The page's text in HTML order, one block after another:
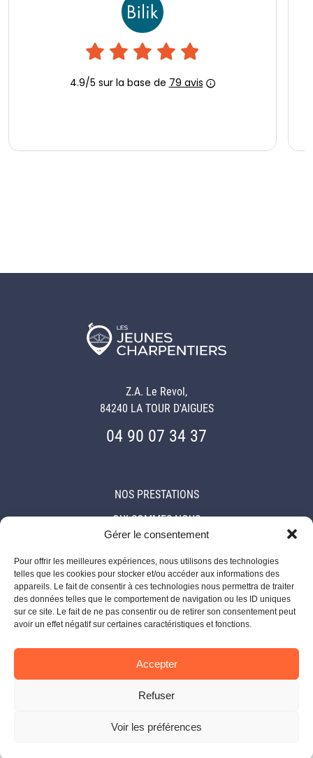
Gérer le consentement
Pour offrir les meilleures expériences, nous utilisons des technologies
telles que les cookies pour stocker et/ou accéder aux informations des
appareils. Le fait de consentir à ces technologies nous permettra de traiter
des données telles que le comportement de navigation ou les ID uniques
sur ce site. Le fait de ne pas consentir ou de retirer son consentement peut
avoir un effet négatif sur certaines caractéristiques et fonctions.
Accepter
Refuser
Voir les préférences
Z.A. Le Revol,
84240 LA TOUR D'AIGUES
04 90 07 34 37
NOS PRESTATIONS
QUI SOMMES NOUS
CONTACT
MENTIONS LÉGALES©2026 LES COUVREURS DE PROXIMITÉ